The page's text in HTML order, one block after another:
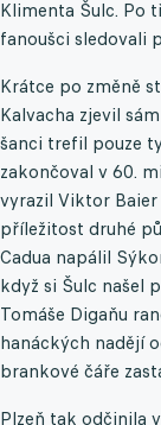
Klimenta Šulc. Po
fanoušci sledovali
Krátce po změně
Kalvacha zjevil
šanci trefil pouze
zakončoval v 60.
vyrazil Viktor
příležitost druhé
Cadua napálil
když si Šulc našel
Tomáše Digaňu
hanáckých nadějí
brankové čáře
Plzeň tak odčinila